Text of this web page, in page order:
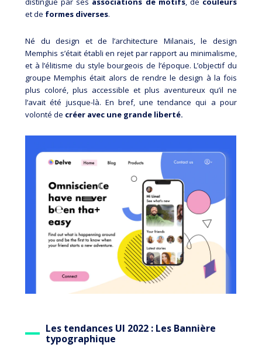
et de formes diverses.
Né du design et de l’architecture Milanais, le design
Memphis s’était établi en rejet par rapport au minimalisme,
et à l’élitisme du style bourgeois de l’époque. L’objectif du
groupe Memphis était alors de rendre le design à la fois
plus coloré, plus accessible et plus aventureux qu’il ne
l’avait été jusque-là. En bref, une tendance qui a pour
volonté de créer avec une grande liberté.
Les tendances UI 2022 : Les Bannière
typographique